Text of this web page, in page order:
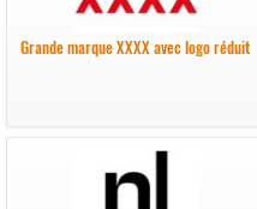
Grande marque XXXX avec logo réduit